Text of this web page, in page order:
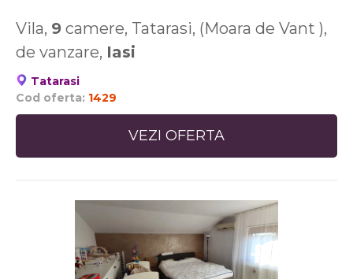
Vila, 9 camere, Tatarasi, (Moara de Vant ),
de vanzare, Iasi
Tatarasi
Cod oferta: 1429
VEZI OFERTA